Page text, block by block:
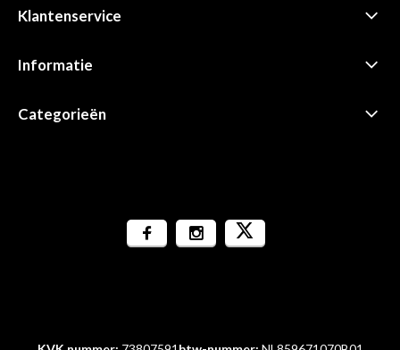
Klantenservice
Informatie
Categorieën